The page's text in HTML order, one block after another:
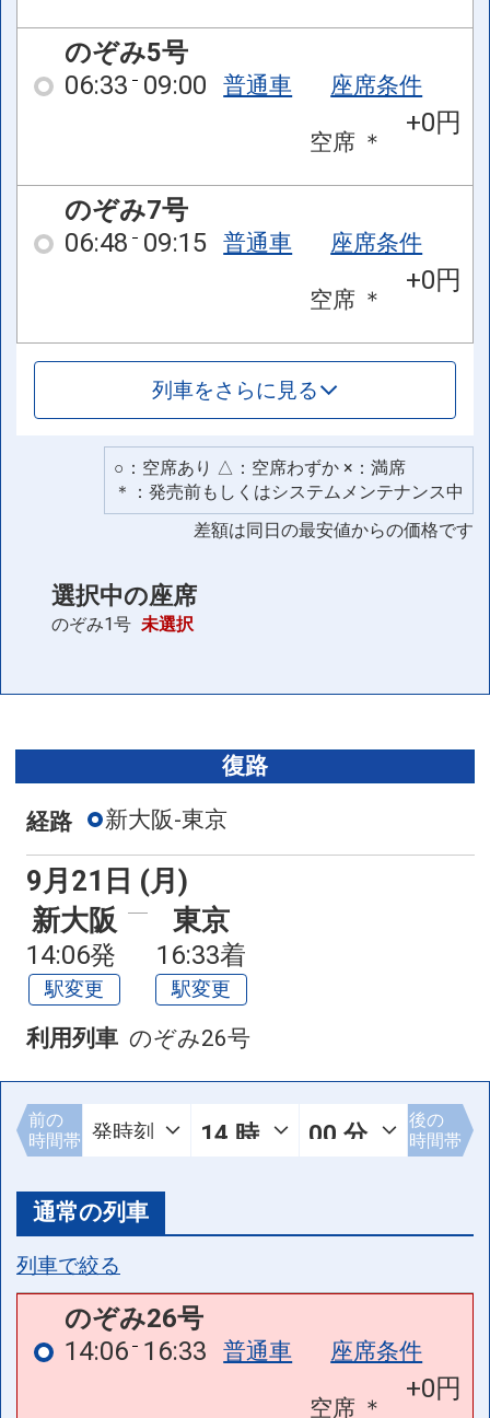
のぞみ5号
06:33 09:00 普通車 座席条件
空席 ＊
+0円
のぞみ7号
06:48 09:15 普通車 座席条件
空席 ＊
+0円
列車をさらに見る
○：空席あり △：空席わずか ×：満席
＊：発売前もしくはシステムメンテナンス中
差額は同日の最安値からの価格です
選択中の座席
のぞみ1号 未選択
復路
経路 新大阪-東京
9月21日 (月)
新大阪
14:06発
駅変更
東京
16:33着
駅変更
利用列車 のぞみ26号
前の
時間帯
後の
時間帯
通常の列車
列車で絞る
のぞみ26号
14:06 16:33 普通車 座席条件
空席 ＊
+0円